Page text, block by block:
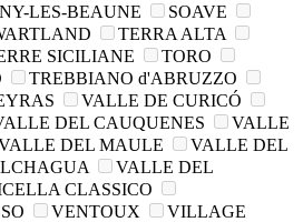
LES-BEAUNE
SOAVE
TERRA ALTA
SICILIANE
TORO
TREBBIANO d'ABRUZZO
VALLE DE CURICÓ
DEL CAUQUENES
VALLE
DEL MAULE
VALLE DEL
VALLE DEL
CLASSICO
VENTOUX VILLAGE